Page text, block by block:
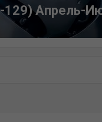
129) Апрель-